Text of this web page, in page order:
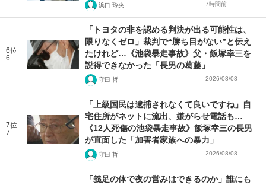
浜口 玲央 7時間前
6位
6
「トヨタの非を認める判決が出る可能性は、
限りなくゼロ」裁判で“勝ち目がない”と伝え
たけれど…《池袋暴走事故》父・飯塚幸三を
説得できなかった「長男の葛藤」
守田 哲 2026/08/08
7位
7
「上級国民は逮捕されなくて良いですね」自
宅住所がネットに流出、嫌がらせ電話も…
《12人死傷の池袋暴走事故》飯塚幸三の長男
が直面した「加害者家族への暴力」
守田 哲 2026/08/08
「義足の体で夜の営みはできるのか」誰にも